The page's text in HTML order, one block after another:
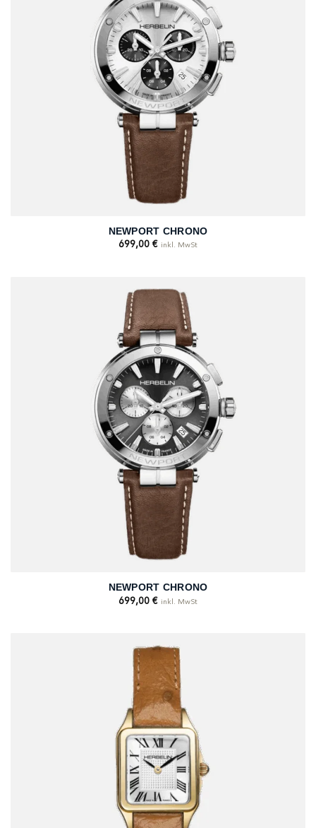
NEWPORT CHRONO
699,00 € inkl. MwSt
NEWPORT CHRONO
699,00 € inkl. MwSt